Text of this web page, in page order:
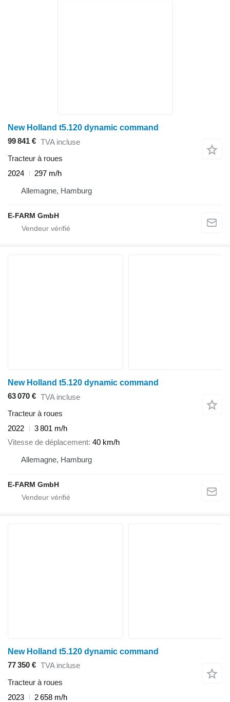
New Holland t5.120 dynamic command
99 841 € TVA incluse
Tracteur à roues
2024
297 m/h
Allemagne, Hamburg
E-FARM GmbH
New Holland t5.120 dynamic command
63 070 € TVA incluse
Tracteur à roues
2022
3 801 m/h
Vitesse de déplacement 40 km/h
Allemagne, Hamburg
E-FARM GmbH
New Holland t5.120 dynamic command
77 350 € TVA incluse
Tracteur à roues
2023
2 658 m/h